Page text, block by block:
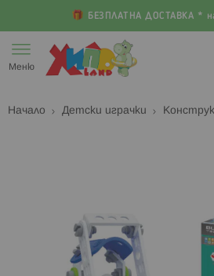
БЕЗПЛАТНА ДОСТАВКА *
към
съдържанието
Меню
Начало Детски играчки
изображенията